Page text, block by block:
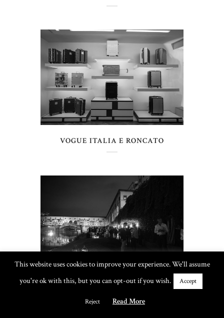
VOGUE ITALIA E RONCATO
VOGUE FASHION’S NIGHT OUT
FIRENZE
This website uses cookies to improve your experience. We'll assume
you're ok with this, but you can opt-out if you wish.
Accept
Reject Read More